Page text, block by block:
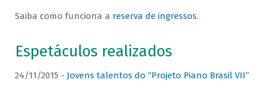
Saiba como funciona a reserva de ingressos.
Espetáculos realizados
24/11/2015 - Jovens talentos do “Projeto Piano Brasil VII”